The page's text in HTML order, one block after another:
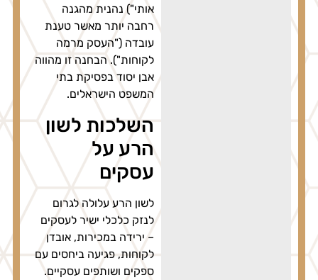
אותי") נהנית מהגנה
רחבה יותר מאשר טענת
עובדה ("העסק מרמה
לקוחות"). הבחנה זו מהווה
אבן יסוד בפסיקת בתי
המשפט הישראלים.
השלכות לשון
הרע על
עסקים
לשון הרע עלולה לגרום
לנזק כלכלי ישיר לעסקים
– ירידה במכירות, אובדן
לקוחות, פגיעה ביחסים עם
ספקים ושותפים עסקיים.